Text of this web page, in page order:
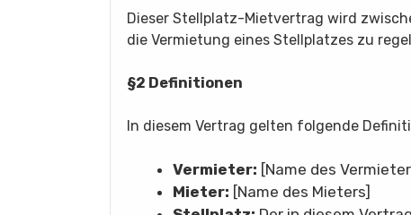
Dieser Stellplatz-Mietvertrag wird
die Vermietung eines Stellplatzes zu
§2 Definitionen
In diesem Vertrag gelten folgende
Vermieter: [Name des
Mieter: [Name des Mieters]